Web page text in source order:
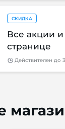
СКИДКА
Все акции
странице
Действителен до